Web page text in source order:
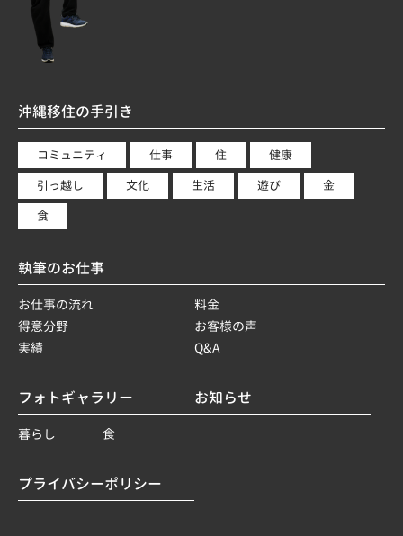
沖縄移住の手引き
コミュニティ 仕事 住
健康
引っ越し
文化 生活 遊び
金
食
執筆のお仕事
お仕事の流れ
料金
得意分野
お客様の声
実績
Q&A
フォトギャラリー
暮らし 食
お知らせ
プライバシーポリシー